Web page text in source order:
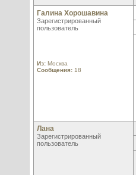
Галина Хорошавина
Зарегистрированный
пользователь
Из: Москва
Сообщения: 18
Лана
Зарегистрированный
пользователь